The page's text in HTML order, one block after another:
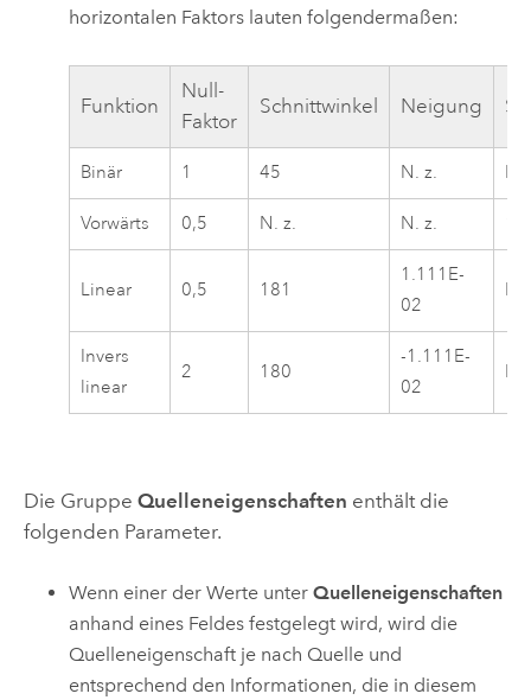
horizontalen Faktors lauten folgendermaßen:
Funktion
Null-
Faktor
Schnittwinkel Neigung
Binär 1 45 N. z. N.
Vorwärts 0,5 N. z. N. z.
Linear 0,5 181
1.111E-
02
N.
Invers
linear
2 180
-1.111E-
02
N.
Die Gruppe Quelleneigenschaften enthält die
folgenden Parameter.
Wenn einer der Werte unterQuelleneigenschaften
anhand eines Feldes festgelegt wird, wird die
Quelleneigenschaft je nach Quelle und
entsprechend den Informationen, die in diesem